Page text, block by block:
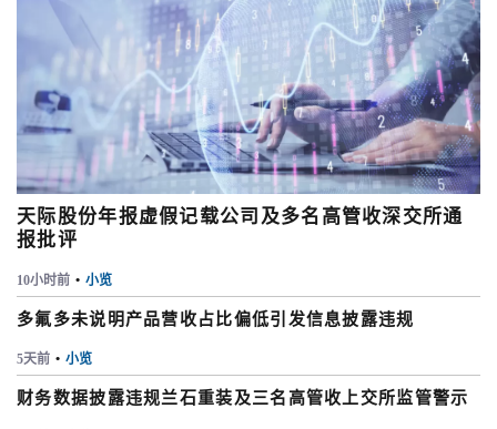
天际股份年报虚假记载公司及多名高管收深交所通
报批评
10小时前 • 小览
多氟多未说明产品营收占比偏低引发信息披露违规
5天前 • 小览
财务数据披露违规兰石重装及三名高管收上交所监管警示